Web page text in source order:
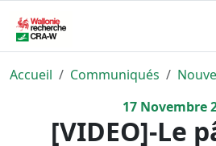
Accueil Communiqués
17Novembre
[VIDEO]-Le